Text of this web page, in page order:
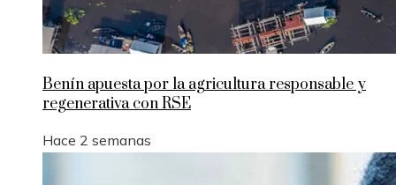
Benín apuesta por la agricultura responsable y
regenerativa con RSE
Hace 2 semanas